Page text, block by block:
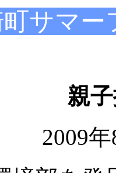
町サマ
親
2009